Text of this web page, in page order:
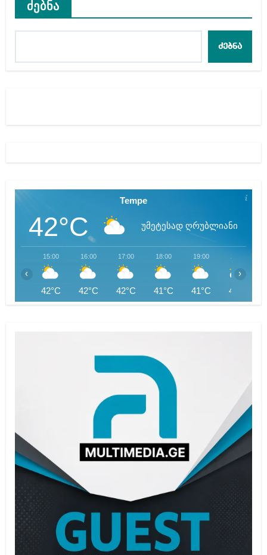
ძებნა
ძებნა
Tempe
42°C უმეტესად ღრუბლიანი
15:00
42°C
16:00
42°C
17:00
42°C
18:00
41°C
19:00
41°C
20:00
41°C
‹ ›